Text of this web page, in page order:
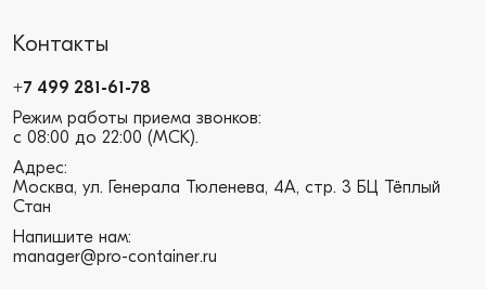
Контакты
+7 499 281-61-78
Режим работы приема звонков:
с 08:00 до 22:00 (МСК).
Адрес:
Москва, ул. Генерала Тюленева, 4А, стр. 3 БЦ Тёплый
Стан
Напишите нам:
manager@pro-container.ru